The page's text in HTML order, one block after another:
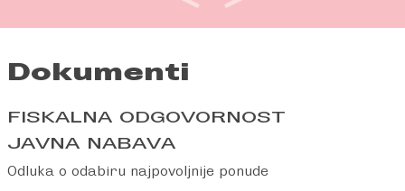
Dokumenti
FISKALNA ODGOVORNOST
JAVNA NABAVA
Odluka o odabiru najpovoljnije ponude